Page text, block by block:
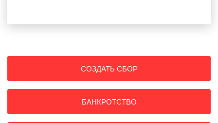
СОЗДАТЬ СБОР
БАНКРОТСТВО